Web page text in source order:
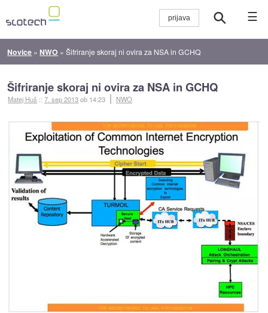
☰
Novice » NWO »Šifriranje skoraj ni ovira za NSA in GCHQ
Šifriranje skoraj ni ovira za NSA in GCHQ
Matej Huš ::7. sep 2013ob 14:23 NWO